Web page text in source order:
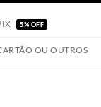
5% OFF
OU OUTROS